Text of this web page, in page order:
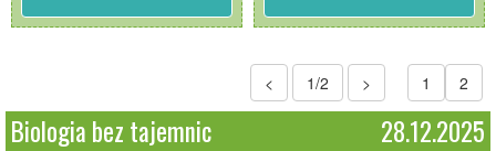
< 1/2 > 1 2
Biologia bez tajemnic 28.12.2025